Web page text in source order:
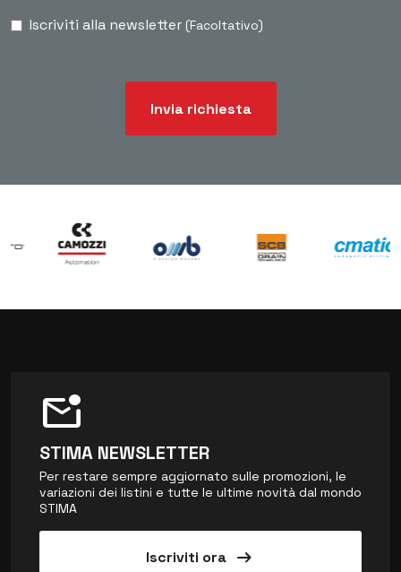
Iscriviti alla newsletter (Facoltativo)
Invia richiesta
mark_email_unread
STIMA NEWSLETTER
Per restare sempre aggiornato sulle promozioni, le
variazioni dei listini e tutte le ultime novità dal mondo
STIMA
Iscriviti ora arrow_right_alt